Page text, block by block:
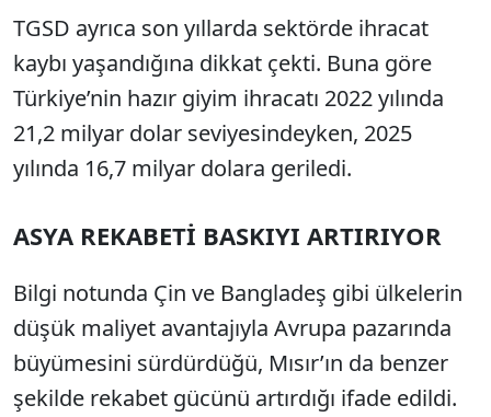
TGSD ayrıca son yıllarda sektörde ihracat
kaybı yaşandığına dikkat çekti. Buna göre
Türkiye’nin hazır giyim ihracatı 2022 yılında
21,2 milyar dolar seviyesindeyken, 2025
yılında 16,7 milyar dolara geriledi.
ASYA REKABETİ BASKIYI ARTIRIYOR
Bilgi notunda Çin ve Bangladeş gibi ülkelerin
düşük maliyet avantajıyla Avrupa pazarında
büyümesini sürdürdüğü, Mısır’ın da benzer
şekilde rekabet gücünü artırdığı ifade edildi.